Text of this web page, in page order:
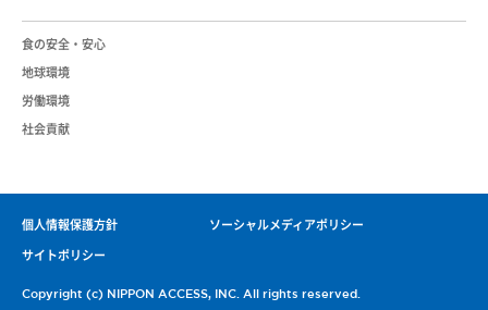
⾷の安全・安⼼
地球環境
労働環境
社会貢献
Copyright (c) NIPPON ACCESS, INC. All rights reserved.
個人情報保護方針
ソーシャルメディアポリシー
サイトポリシー